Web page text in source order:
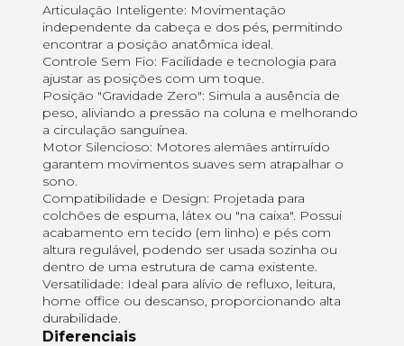
Articulação Inteligente: Movimentação
independente da cabeça e dos pés, permitindo
encontrar a posição anatômica ideal.
Controle Sem Fio: Facilidade e tecnologia para
ajustar as posições com um toque.
Posição "Gravidade Zero": Simula a ausência de
peso, aliviando a pressão na coluna e melhorando
a circulação sanguínea.
Motor Silencioso: Motores alemães antirruído
garantem movimentos suaves sem atrapalhar o
sono.
Compatibilidade e Design: Projetada para
colchões de espuma, látex ou "na caixa". Possui
acabamento em tecido (em linho) e pés com
altura regulável, podendo ser usada sozinha ou
dentro de uma estrutura de cama existente.
Versatilidade: Ideal para alívio de refluxo, leitura,
home office ou descanso, proporcionando alta
durabilidade.
Diferenciais